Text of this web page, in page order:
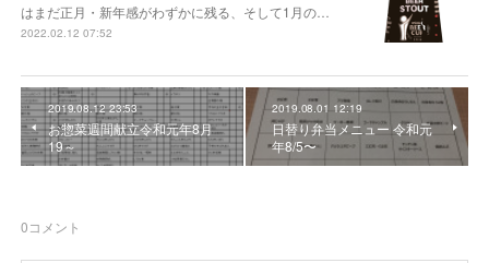
はまだ正月・新年感がわずかに残る、そして1月の…
2022.02.12 07:52
2019.08.12 23:53
お惣菜週間献立令和元年8月
19～
2019.08.01 12:19
日替り弁当メニュー 令和元
年8/5〜
0コメント